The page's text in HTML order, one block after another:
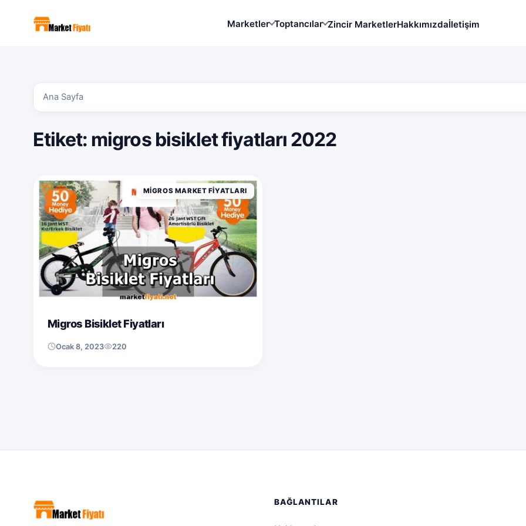
Marketler Toptancılar Zincir MarketlerHakkımızdaİletişim
Ana Sayfa
Etiket: migros bisiklet fiyatları 2022
MIGROS MARKET FIYATLARI
Migros Bisiklet Fiyatları
Ocak 8, 2023 220
BAĞLANTILAR